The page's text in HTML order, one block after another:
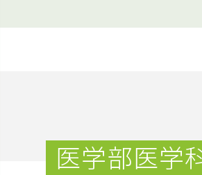
医学部医学